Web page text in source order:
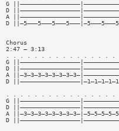
G
D
A
D
Chorus
2:47 — 3:13
G
D
A
D
G
D
A
D